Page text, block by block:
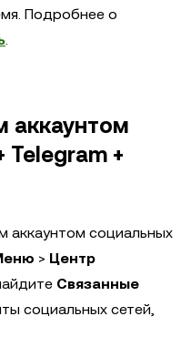
Подробнее о
.
аккаунтом
Telegram +
аккаунтом социальных
> Центр
Связанные
социальных сетей,